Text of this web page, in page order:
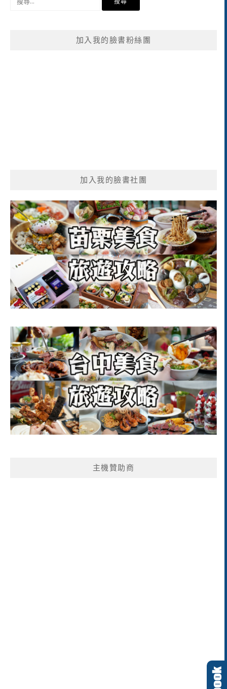
加入我的臉書粉絲團
加入我的臉書社團
主機贊助商